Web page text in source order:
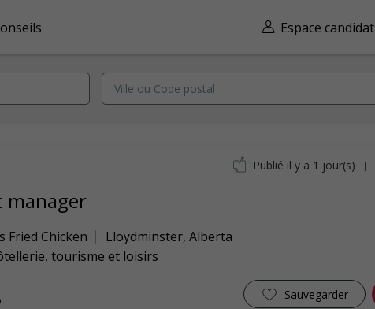
Espace candidat
manager
Fried Chicken Lloydminster, Alberta
tourisme et loisirs
Sauvegarder
Publié il y a 1 jour(s) |